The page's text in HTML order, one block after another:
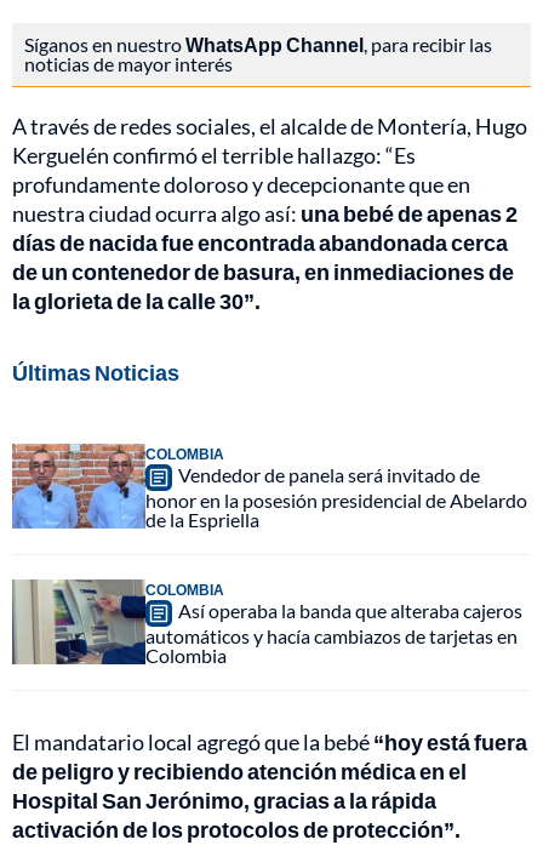
Síganos en nuestroWhatsApp Channel, para recibir las
noticias de mayor interés
A través de redes sociales, el alcalde de Montería, Hugo
Kerguelén confirmó el terrible hallazgo: “Es
profundamente doloroso y decepcionante que en
nuestra ciudad ocurra algo así: una bebé de apenas 2
días de nacida fue encontrada abandonada cerca
de un contenedor de basura, en inmediaciones de
la glorieta de la calle 30”.
Últimas Noticias
COLOMBIA
Vendedor de panela será invitado de
honor en la posesión presidencial de Abelardo
de la Espriella
COLOMBIA
Así operaba la banda que alteraba cajeros
automáticos y hacía cambiazos de tarjetas en
Colombia
El mandatario local agregó que la bebé“hoy está fuera
de peligro y recibiendo atención médica en el
Hospital San Jerónimo, gracias a la rápida
activación de los protocolos de protección”.